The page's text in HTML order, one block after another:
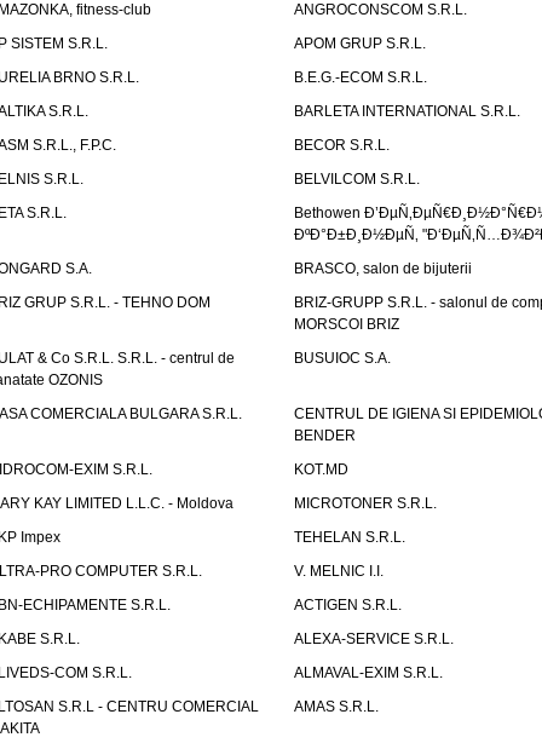
fitness-club
ANGROCONSCOM S.R.L.
SISTEM S.R.L.
APOM GRUP S.R.L.
BRNO S.R.L.
B.E.G.-ECOM S.R.L.
S.R.L.
BARLETA INTERNATIONAL S.R.L.
S.R.L., F.P.C.
BECOR S.R.L.
S.R.L.
BELVILCOM S.R.L.
S.R.L.
Bethowen
ÐºÐ°Ð±Ð¸Ð½ÐµÑ‚
S.A.
BRASCO, salon de bijuterii
GRUP S.R.L. - TEHNO DOM
BRIZ-GRUPP S.R.L. - salonul de
MORSCOI BRIZ
& Co S.R.L. S.R.L. - centrul de
OZONIS
BUSUIOC S.A.
COMERCIALA BULGARA S.R.L.
CENTRUL DE IGIENA SI
BENDER
EXIM S.R.L.
KOT.MD
KAY LIMITED L.L.C. - Moldova
MICROTONER S.R.L.
Impex
TEHELAN S.R.L.
PRO COMPUTER S.R.L.
V. MELNIC I.I.
ECHIPAMENTE S.R.L.
ACTIGEN S.R.L.
S.R.L.
ALEXA-SERVICE S.R.L.
COM S.R.L.
ALMAVAL-EXIM S.R.L.
S.R.L - CENTRU COMERCIAL
AMAS S.R.L.